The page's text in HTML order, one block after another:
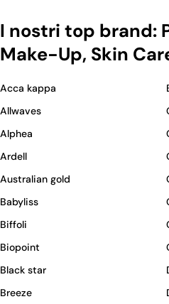
I nostri top brand:
Make-Up, Skin
Acca kappa
Allwaves
Alphea
Ardell
Australian gold
Babyliss
Biffoli
Biopoint
Black star
Breeze